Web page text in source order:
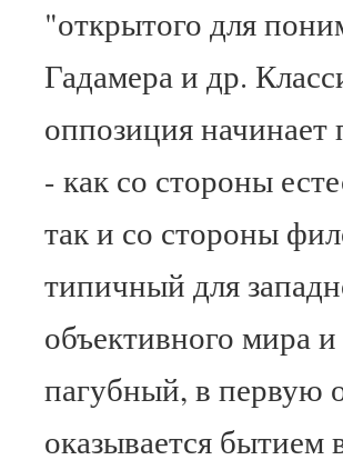
"открытого для
Гадамера и др.
оппозиция начинает
- как со стороны
так и со стороны
типичный для
объективного мира
пагубный, в первую
оказывается бытием